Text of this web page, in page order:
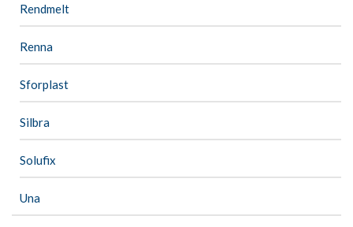
Rendmelt
Renna
Sforplast
Silbra
Solufix
Una